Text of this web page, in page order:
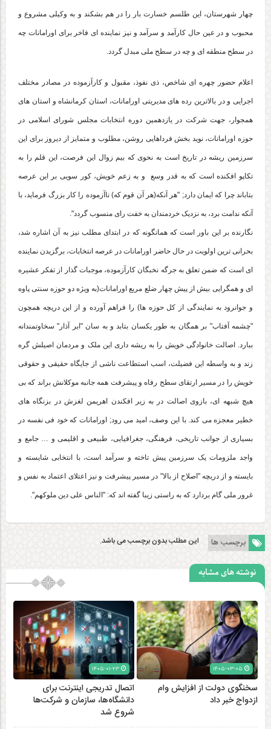
چهار شهرستان، این طلسم خسارت بار را در هم بشکند و به وکیلی مشروع و
محبوب و در عین حال کارآمد و سرآمد و نیز نماینده ای فاخر برای اورامانات چه
در سطح منطقه ای و چه در سطح ملی مبدل گردد.
اعلام حضور چهره ای شاخص، ذی نفوذ، مقبول و کارآزموده در مصادر مختلف
اجرایی و در بالاترین رده های مدیریتی اورامانات، استان کرمانشاه و استان های
همجوار، جهت شرکت در یازدهمین دوره انتخابات مجلس شورای اسلامی در
حوزه اورامانات، نوید بخش فرداهایی روشن، مطلوب و متمایز از دیروز برای این
سرزمین ریشه در تاریخ است به نحوی که بیم زوال این فرصت، این قلم را به
تکاپو افکنده است که به قدر وسع و به زعم خویش، کور سویی بر این عرصه
بتاباند چرا که ایمان دارد; "هر آنکه(هر آن قوم که) ناآزموده را کار بزرگ فرماید، با
آنکه ندامت برد، به نزدیک خردمندان به خفت رای منسوب گردد".
نگارنده بر این باور است که همانگونه که در ابتدای مطلب نیز به آن اشاره شد،
بحرانی ترین اولویت در حال حاضر اورامانات در عرصه انتخابات، برگزیدن نماینده
ای است که ضمن تعلق به جرگه نخبگان کارآزموده، موجبات گذار از تفکر عشیره
ای و همگرایی بیش از پیش چهار ضلع مربع اورامانات(به ویژه دو حوزه سنتی پاوه
و جوانرود به نمایندگی از کل حوزه ها) را فراهم آورده و از این دریچه همچون
"چشمه آفتاب" بر همگان به طور یکسان بتابد و به سان "ابر آذار" سخاوتمندانه
ببارد. اصالت خانوادگی خویش را به ریشه داری این ملک و مردمان اصیلش گره
زند و به واسطه این فضیلت، اسب استطاعت ناشی از جایگاه حقیقی و حقوقی
خویش را در مسیر ارتقای سطح رفاه و پیشرفت همه جانبه موکلانش براند که بی
هیچ شبهه ای، بازوی اصالت در به زیر افکندن اهریمن لغزش در بزنگاه های
خطیر معجزه می کند. با این وصف، امید می رود; اورامانات که خود فی نفسه در
بسیاری از جوانب تاریخی، فرهنگی، جغرافیایی، طبیعی و اقلیمی و … جامع و
واجد ملزومات یک سرزمین پیش تاخته و سرآمد است، با انتخابی شایسته و
بایسته و از دریچه "اصلاح از بالا" در مسیر پیشرفت و نیز اعتلای اعتماد به نفس و
غرور ملی گام بردارد که به راستی زیبا گفته اند که: "الناس علی دین ملوکهم".
برچسب ها این مطلب بدون برچسب می باشد.
نوشته های مشابه
سخنگوی دولت از افزایش وام
ازدواج خبر داد
اتصال تدریجی اینترنت برای
دانشگاه‌ها، سازمان و شرکت‌ها
شروع شد